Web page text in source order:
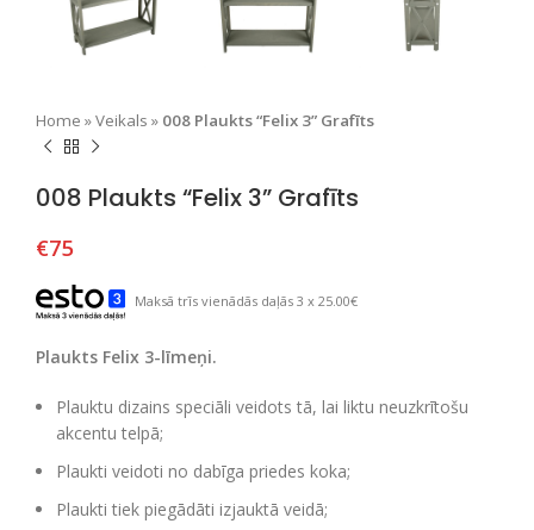
Home »Veikals » 008 Plaukts “Felix 3” Grafīts
008 Plaukts “Felix 3” Grafīts
€75
Maksā trīs vienādās daļās 3 x 25.00€
Plaukts Felix 3-līmeņi.
Plauktu dizains speciāli veidots tā, lai liktu neuzkrītošu
akcentu telpā;
Plaukti veidoti no dabīga priedes koka;
Plaukti tiek piegādāti izjauktā veidā;